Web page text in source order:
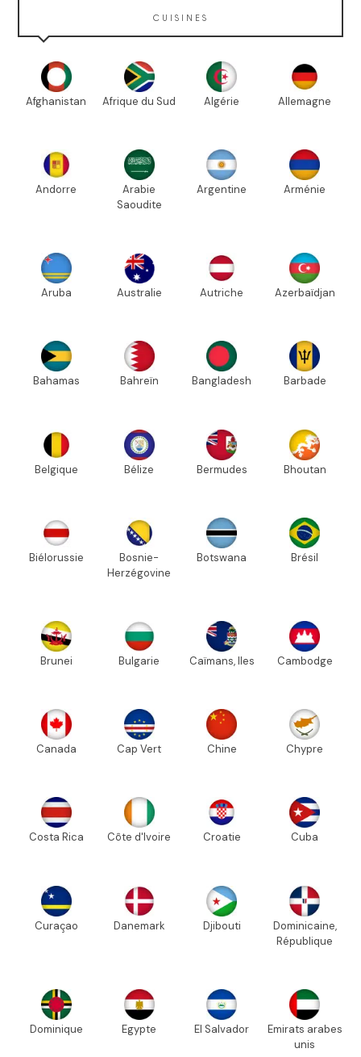
CUISINES
Afghanistan Afrique du Sud Algérie Allemagne
Andorre
Arabie
Saoudite
Argentine Arménie
Aruba Australie Autriche Azerbaïdjan
Bahamas Bahreïn Bangladesh Barbade
Belgique Bélize Bermudes Bhoutan
Biélorussie
Bosnie-
Herzégovine
Botswana Brésil
Brunei Bulgarie Caïmans, Iles Cambodge
Canada Cap Vert Chine Chypre
Costa Rica Côte d'Ivoire Croatie Cuba
Curaçao Danemark Djibouti
Dominicaine,
République
Dominique Egypte El Salvador
Emirats arabes
unis